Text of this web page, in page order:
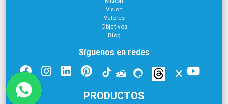
Vision
Valores
Objetivos
Blog
Síguenos en redes
PRODUCTOS